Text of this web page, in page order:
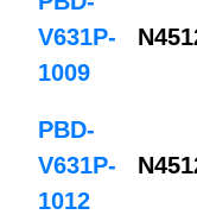
V631P-
1009
PBD-
V631P-
1012